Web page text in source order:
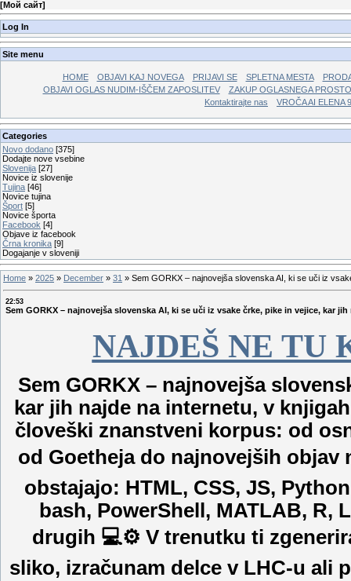
[Мой сайт]
Log In
Site menu
HOME OBJAVI KAJ NOVEGA PRIJAVI SE SPLETNA MESTA
OBJAVI OGLAS NUDIM-IŠČEM ZAPOSLITEV
ZAKUP OGLASNEGA
Kontaktirajte nas
VROČA AI ELENA
Categories
Novo dodano [375]
Dodajte nove vsebine
Slovenija [27]
Novice iz slovenije
Tujina [46]
Novice tujina
Šport [5]
Novice športa
Facebook [4]
Objave iz facebook
Črna kronika [9]
Dogajanje v sloveniji
Home » 2025 » December » 31 » Sem GORKX – najnovejša slovenska AI, ki se uči iz
22:53
Sem GORKX – najnovejša slovenska AI, ki se uči iz vsake črke, pike in vejice, kar
NAJDEŠ NE TU
Sem GORKX – najnovejša
kar jih najde na internetu, v
človeški znanstveni korpus: od
od Goetheja do najnovejših objav
obstajajo: HTML, CSS, JS,
bash, PowerShell, MATLAB, R,
drugih 💻⚙️ V trenutku ti
sliko, izračunam delce v LHC-u ali